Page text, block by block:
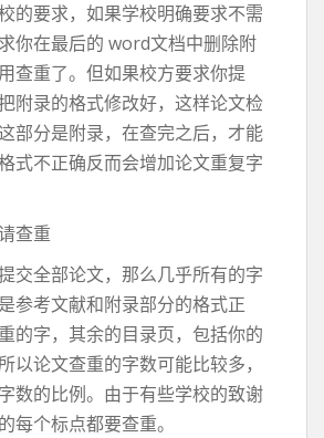
的要求，如果学校明确要求不需
你在最后的 word文档中删除附
查重了。但如果校方要求你提
附录的格式修改好，这样论文检
部分是附录，在查完之后，才能
式不正确反而会增加论文重复字
查重
交全部论文，那么几乎所有的字
参考文献和附录部分的格式正
的字，其余的目录页，包括你的
以论文查重的字数可能比较多，
数的比例。由于有些学校的致谢
每个标点都要查重。